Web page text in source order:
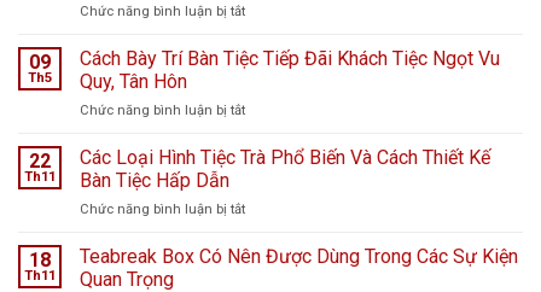
viện
Hà
ngày
bão
chuyện
Cầu
Chức năng bình luận bị tắtở
Teabreak
Khai
Cửa
nước
Perfume
09
Th5
Cách Bày Trí Bàn Tiệc Tiếp Đãi Khách Tiệc Ngọt Vu
Quy, Tân Hôn
Chức năng bình luận bị tắtở
Bày
Tiệc
Đãi
22
Th11
Các Loại Hình Tiệc Trà Phổ Biến Và Cách Thiết Kế
Bàn Tiệc Hấp Dẫn
Chức năng bình luận bị tắtở
Loại
18
Th11
Teabreak Box Có Nên Được Dùng Trong Các Sự Kiện
Quan Trọng